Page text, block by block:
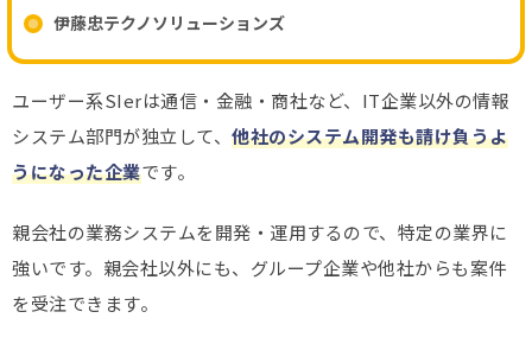
伊藤忠テクノソリューションズ
ユーザー系SIerは通信・金融・商社など、IT企業以外の情報
システム部門が独立して、 他社のシステム開発も請け負うよ
うになった企業です。
親会社の業務システムを開発・運用するので、特定の業界に
強いです。親会社以外にも、グループ企業や他社からも案件
を受注できます。